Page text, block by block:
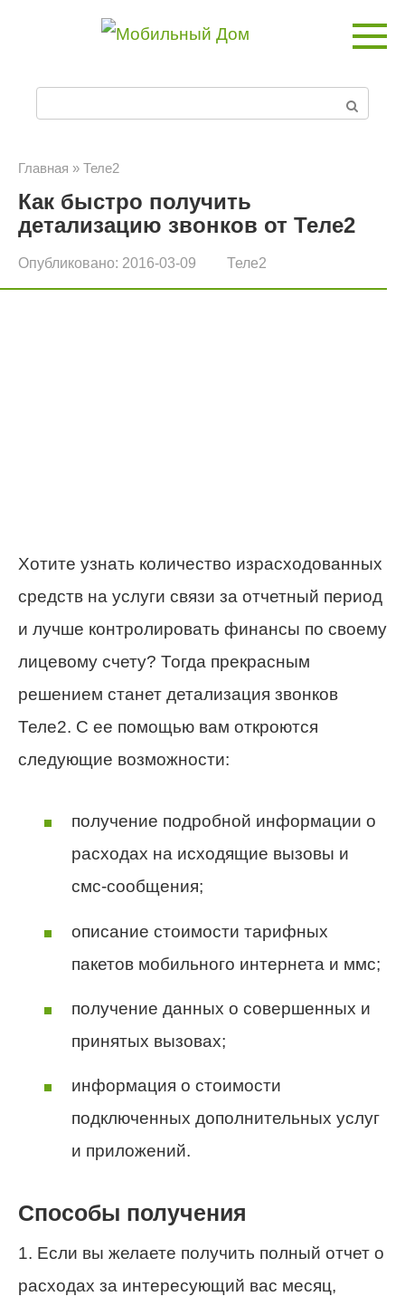
с
к
Главная » Теле2
Как быстро получить
детализацию звонков от Теле2
Опубликовано: 2016-03-09 Теле2
Хотите узнать количество израсходованных
средств на услуги связи за отчетный период
и лучше контролировать финансы по своему
лицевому счету? Тогда прекрасным
решением станет детализация звонков
Теле2. С ее помощью вам откроются
следующие возможности:
получение подробной информации о
расходах на исходящие вызовы и
смс-сообщения;
описание стоимости тарифных
пакетов мобильного интернета и ммс;
получение данных о совершенных и
принятых вызовах;
информация о стоимости
подключенных дополнительных услуг
и приложений.
Способы получения
1. Если вы желаете получить полный отчет о
расходах за интересующий вас месяц,